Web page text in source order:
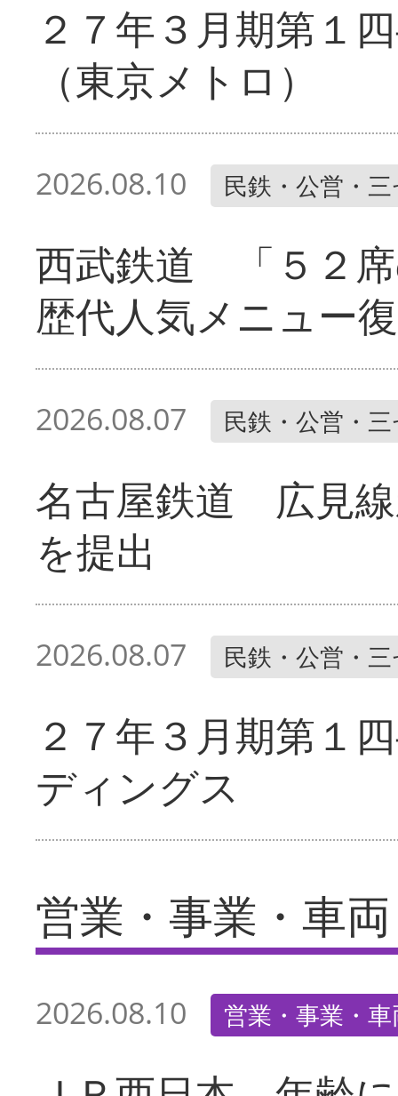
２７年３月期第１
（東京メトロ）
2026.08.10 民鉄・公営・
西武鉄道 「５２
歴代人気メニュー
2026.08.07 民鉄・公営・
名古屋鉄道 広見
を提出
2026.08.07 民鉄・公営・
２７年３月期第１
ディングス
営業・事業・車両
2026.08.10 営業・事業・